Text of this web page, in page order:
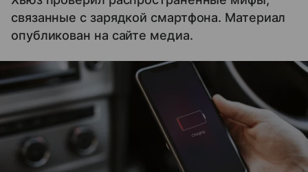
связанные с зарядкой смартфона. Материал
опубликован на сайте медиа.